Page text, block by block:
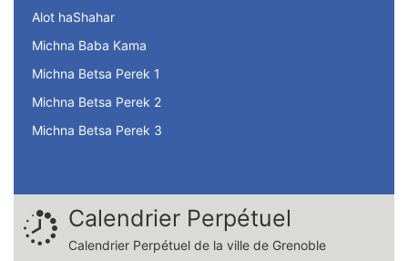
Alot haShahar
Michna Baba Kama
Michna Betsa Perek 1
Michna Betsa Perek 2
Michna Betsa Perek 3
Calendrier Perpétuel
Calendrier Perpétuel de la ville de Grenoble